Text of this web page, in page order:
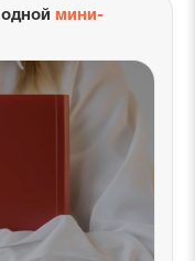
мини-